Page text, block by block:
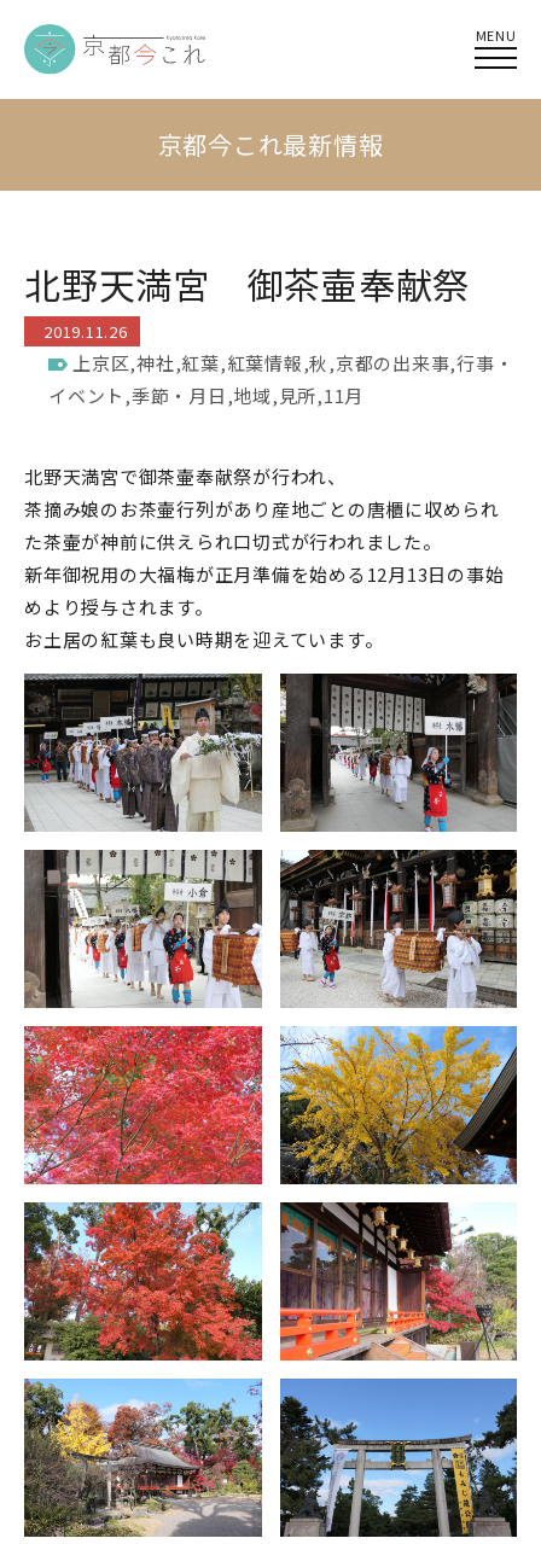
MENU
京都今これ最新情報
北野天満宮 御茶壷奉献祭
2019.11.26
上京区,神社,紅葉,紅葉情報,秋,京都の出来事,行事・
イベント ,季節・月日 ,地域,見所,11月
北野天満宮で御茶壷奉献祭が行われ、
茶摘み娘のお茶壷行列があり産地ごとの唐櫃に収められ
た茶壷が神前に供えられ口切式が行われました。
新年御祝用の大福梅が正月準備を始める12月13日の事始
めより授与されます。
お土居の紅葉も良い時期を迎えています。